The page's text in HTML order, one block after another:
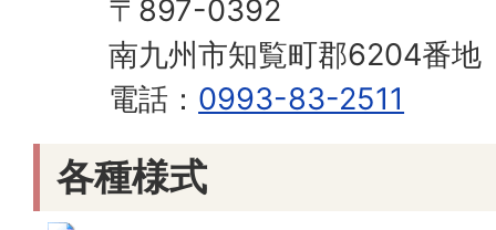
〒897-0392
南九州市知覧町郡6204番地
電話： 0993-83-2511
各種様式